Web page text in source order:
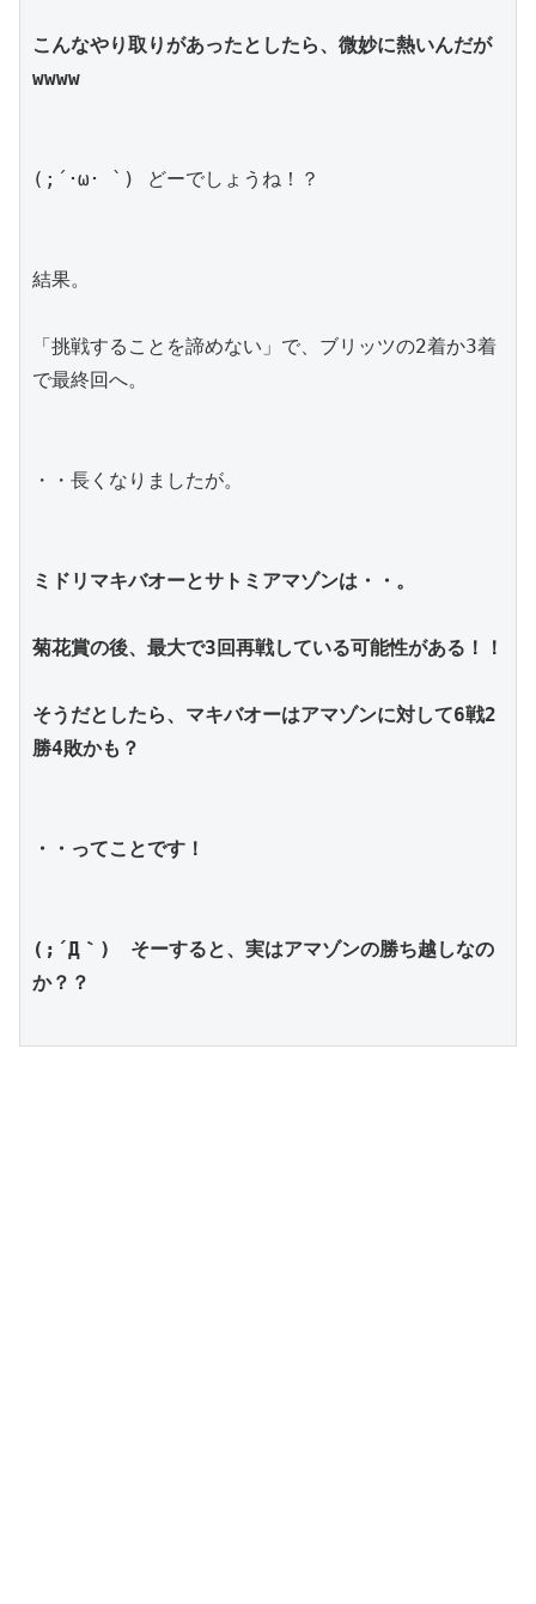
こんなやり取りがあったとしたら、微妙に熱いんだが
wwww
(;´･ω･ `) どーでしょうね！？
結果。
「挑戦することを諦めない」で、ブリッツの2着か3着
で最終回へ。
・・長くなりましたが。
ミドリマキバオーとサトミアマゾンは・・。
菊花賞の後、最大で3回再戦している可能性がある！！
そうだとしたら、マキバオーはアマゾンに対して6戦2
勝4敗かも？
・・ってことです！
(;´Д｀)　そーすると、実はアマゾンの勝ち越しなの
か？？